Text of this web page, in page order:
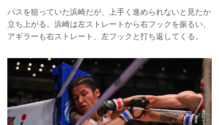
パスを狙っていた浜崎だが、上手く進められないと見たか
立ち上がる。浜崎は左ストレートから右フックを振るい、
アギラーも右ストレート、左フックと打ち返してくる。